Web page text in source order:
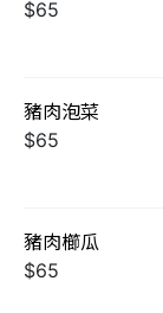
$65
豬肉泡菜
$65
豬肉櫛瓜
$65